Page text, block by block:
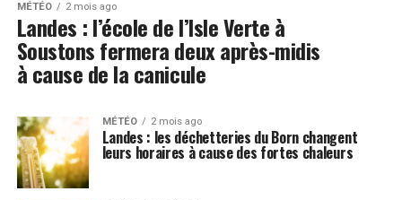
MÉTÉO 2 mois ago
Landes : l’école de l’Isle Verte à
Soustons fermera deux après-midis
à cause de la canicule
MÉTÉO 2 mois ago
Landes : les déchetteries du Born changent
leurs horaires à cause des fortes chaleurs